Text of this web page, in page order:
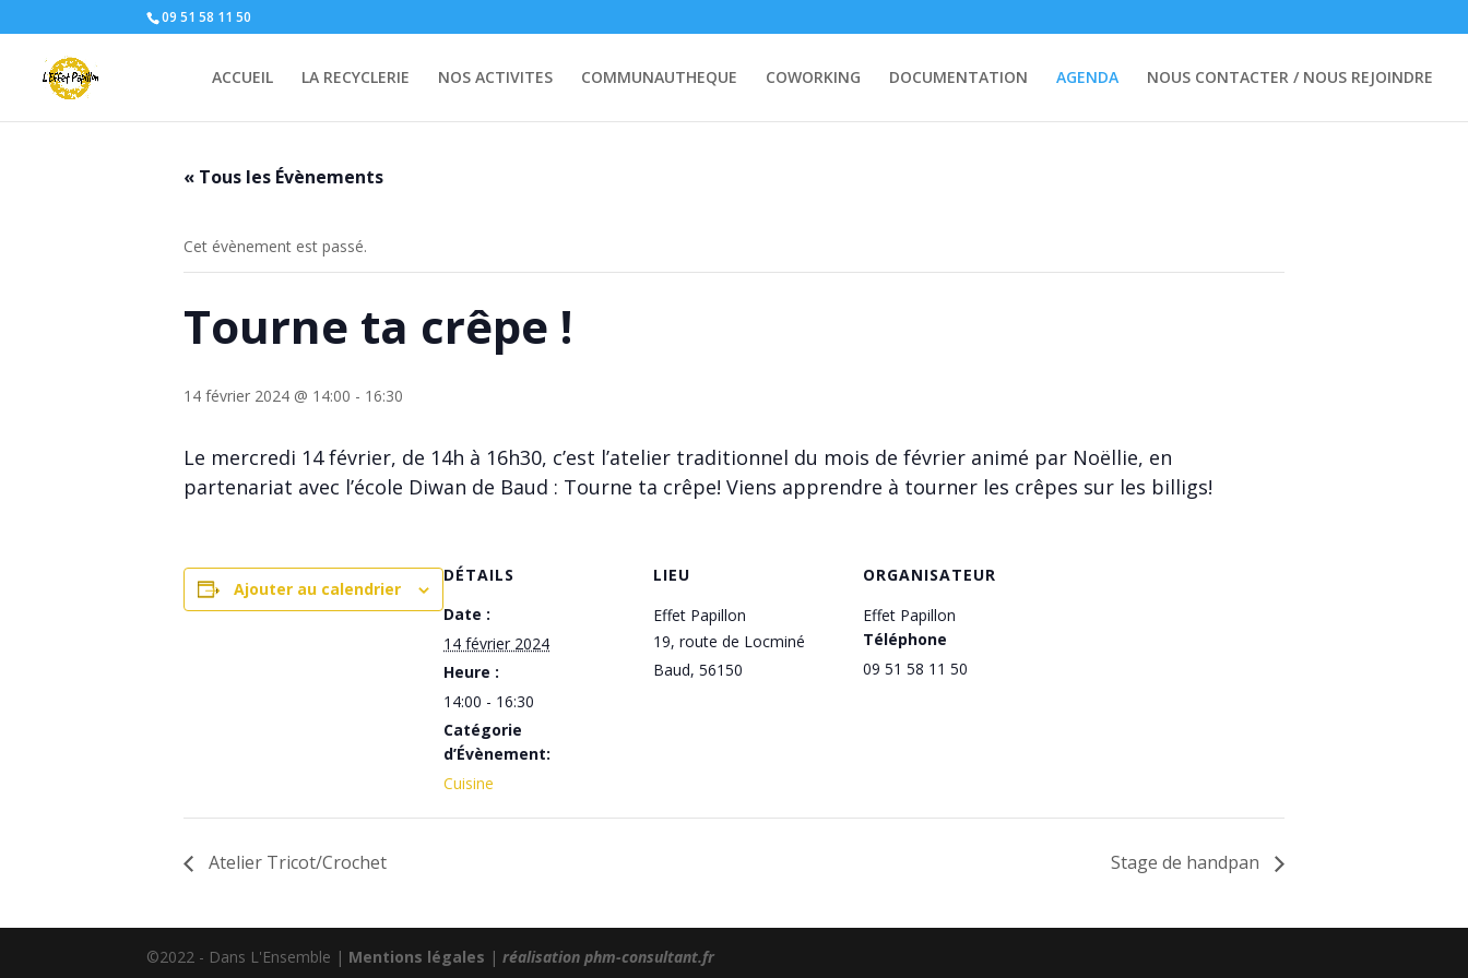
09 51 58 11 50
ACCUEIL LA RECYCLERIE NOS ACTIVITES COMMUNAUTHEQUE COWORKING DOCUMENTATION AGENDA NOUS CONTACTER / NOUS REJOINDRE
« Tous les Évènements
Cet évènement est passé.
Tourne ta crêpe !
14 février 2024 @ 14:00 - 16:30
Le mercredi 14 février, de 14h à 16h30, c’est l’atelier traditionnel du mois de février animé par Noëllie, en
partenariat avec l’école Diwan de Baud : Tourne ta crêpe! Viens apprendre à tourner les crêpes sur les billigs!
Ajouter au calendrier
DÉTAILS
Date :
14 février 2024
Heure :
14:00 - 16:30
Catégorie
d’Évènement:
Cuisine
LIEU
Effet Papillon
19, route de Locminé
Baud, 56150
ORGANISATEUR
Effet Papillon
Téléphone
09 51 58 11 50
Atelier Tricot/Crochet Stage de handpan
©2022 - Dans L'Ensemble | Mentions légales |réalisation phm-consultant.fr